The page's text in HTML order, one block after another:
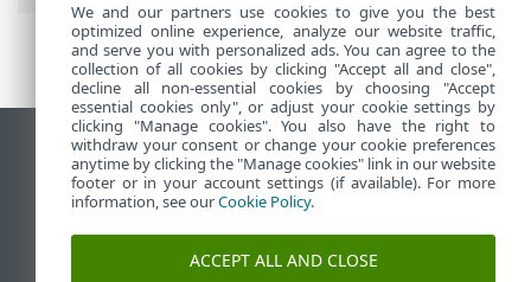
Asztali webhely megtekintése
End of Life
Az ESET tudásbázisa
ESET Fórum
We and our partners use cookies to give you the best
optimized online experience, analyze our website traffic,
and serve you with personalized ads. You can agree to the
collection of all cookies by clicking "Accept all and close",
decline all non-essential cookies by choosing "Accept
essential cookies only", or adjust your cookie settings by
clicking "Manage cookies". You also have the right to
withdraw your consent or change your cookie preferences
anytime by clicking the "Manage cookies" link in our website
footer or in your account settings (if available). For more
information, see ourCookie Policy.
ACCEPT ALL AND CLOSE